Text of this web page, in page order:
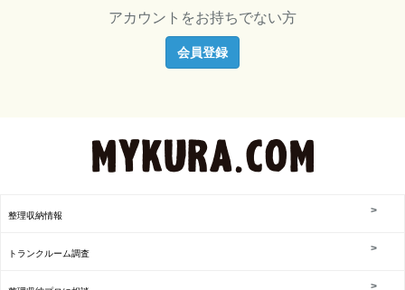
アカウントをお持ちでない方
会員登録
整理収納情報
トランクルーム調査